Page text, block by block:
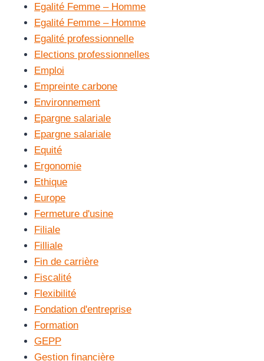
Egalité Femme – Homme
Egalité Femme – Homme
Egalité professionnelle
Elections professionnelles
Emploi
Empreinte carbone
Environnement
Epargne salariale
Epargne salariale
Equité
Ergonomie
Ethique
Europe
Fermeture d'usine
Filiale
Filliale
Fin de carrière
Fiscalité
Flexibilité
Fondation d'entreprise
Formation
GEPP
Gestion financière